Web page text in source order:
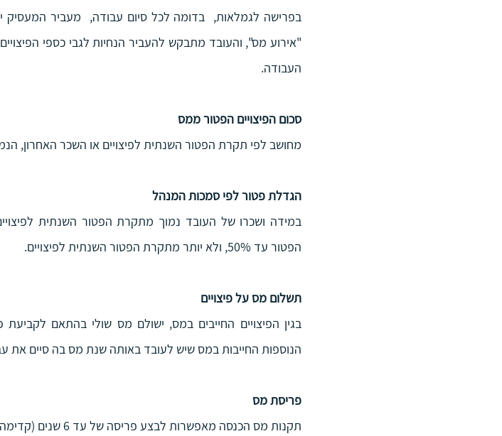
העבודה.
סכום הפיצויים הפטור ממס
מחושב לפי תקרת הפטור השנתית לפיצויים או השכר האחרון,
הגדלת פטור לפי סמכות המנהל
הפטור עד 50%, ולא יותר מתקרת הפטור השנתית לפיצויים.
תשלום מס על פיצויים
הנוספות החייבות במס שיש לעובד באותה שנת מס בה סיים את
פריסת מס